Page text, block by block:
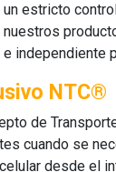
un estricto
nuestros
independiente
NTC®
de
cuando se
desde el